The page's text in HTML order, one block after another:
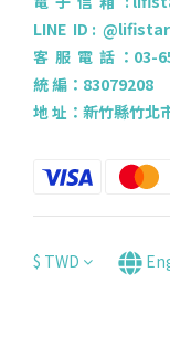
LINE ID : @lifistar
客 服 電 話 ：03-
統 編：83079208
地 址：新竹縣竹北
$ TWD